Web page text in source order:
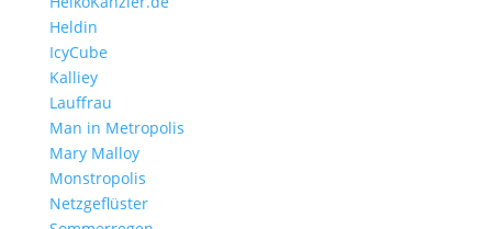
Heldin
IcyCube
Kalliey
Lauffrau
Man in Metropolis
Mary Malloy
Monstropolis
Netzgeflüster